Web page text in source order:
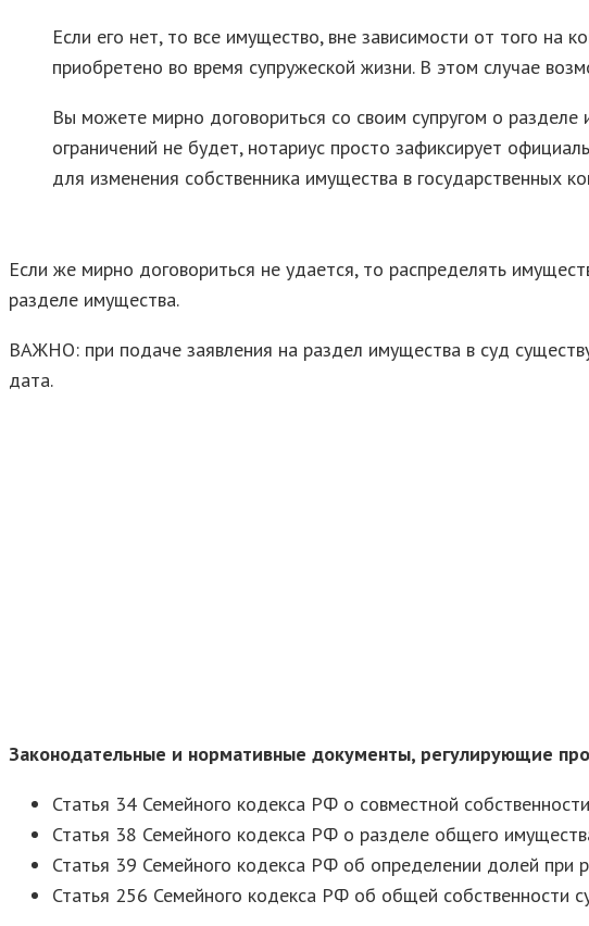
Если его нет, то все имущество, вне зависимости от того на
приобретено во время супружеской жизни. В этом случае
Вы можете мирно договориться со своим супругом о
ограничений не будет, нотариус просто зафиксирует
для изменения собственника имущества в государственных
Если же мирно договориться не удается, то распределять
разделе имущества.
ВАЖНО: при подаче заявления на раздел имущества в суд
дата.
Законодательные и нормативные документы, регулирующие
Статья 34 Семейного кодекса РФ о совместной собственности
Статья 38 Семейного кодекса РФ о разделе общего
Статья 39 Семейного кодекса РФ об определении долей при
Статья 256 Семейного кодекса РФ об общей собственности